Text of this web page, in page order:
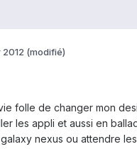
2012 (modifié)
folle de changer mon
les appli et aussi en
nexus ou attendre